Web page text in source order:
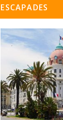
ESCAPADES